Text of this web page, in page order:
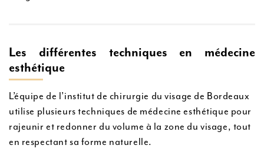
Les différentes techniques en médecine
esthétique
L’équipe de l’institut de chirurgie du visage de Bordeaux
utilise plusieurs techniques de médecine esthétique pour
rajeunir et redonner du volume à la zone du visage, tout
en respectant sa forme naturelle.